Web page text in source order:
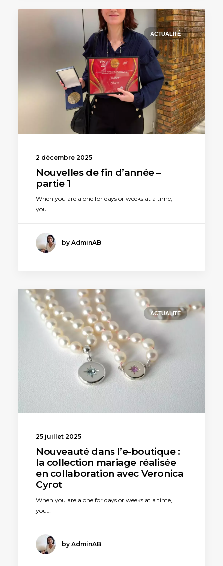
ACTUALITÉ
2 décembre 2025
Nouvelles de fin d’année –
partie 1
When you are alone for days or weeks at a time,
you…
by AdminAB
ACTUALITÉ
25 juillet 2025
Nouveauté dans l’e-boutique :
la collection mariage réalisée
en collaboration avec Veronica
Cyrot
When you are alone for days or weeks at a time,
you…
by AdminAB